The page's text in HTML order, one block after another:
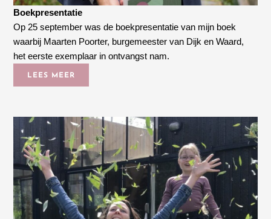
Boekpresentatie
Op 25 september was de boekpresentatie van mijn boek
waarbij Maarten Poorter, burgemeester van Dijk en Waard,
het eerste exemplaar in ontvangst nam.
LEES MEER